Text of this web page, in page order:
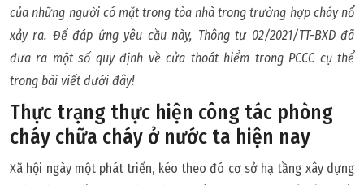
của những người có mặt trong tòa nhà trong trường hợp cháy nổ
xảy ra. Để đáp ứng yêu cầu này, Thông tư 02/2021/TT-BXD đã
đưa ra một số quy định về cửa thoát hiểm trong PCCC cụ thể
trong bài viết dưới đây!
Thực trạng thực hiện công tác phòng
cháy chữa cháy ở nước ta hiện nay
Xã hội ngày một phát triển, kéo theo đó cơ sở hạ tầng xây dựng